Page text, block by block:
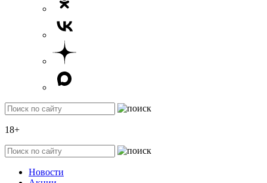
18+
Новости